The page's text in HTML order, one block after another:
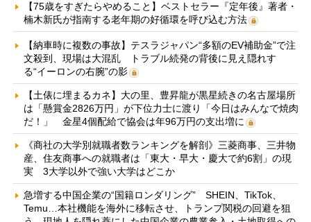
【75歳をすぎたらやめること】ベストセラー『定年後』著者・
楠木新氏が指南する老年期の好循環を呼び込む方法
【納車時に複数の事故】テスラジャパン“多額のEV補助金”で注
文殺到、現場は大混乱 トラブル続発の背後に見え隠れす
る“イーロンの右腕”の影
【土俵に埋まるカネ】大の里、豊昇龍が黒星続きの名古屋場所
は「懸賞金2826万円」が下位力士に渡り「今日はみんなで焼肉
だ！」 金星4個配給で協会は年96万円の支出増に
《商社の大学別就職者数ランキングを解剖》三菱商事、三井物
産、住友商事への就職者は「東大・早大・慶大で約6割」の現
実 3大学以外で強い大学はどこか
急増する中国企業の“国籍ロンダリング” SHEIN、TikTok、
Temu…本社機能を海外に移転させ、トランプ関税の回避を狙